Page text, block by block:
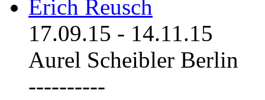
Erich Reusch
17.09.15 - 14.11.15
Aurel Scheibler Berlin
----------